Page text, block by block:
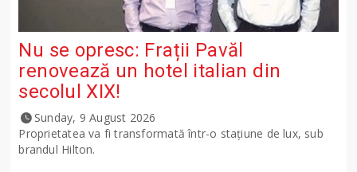
Nu se opresc: Frații Pavăl
renovează un hotel italian din
secolul XIX!
Sunday, 9 August 2026
Proprietatea va fi transformată într-o stațiune de lux, sub
brandul Hilton.